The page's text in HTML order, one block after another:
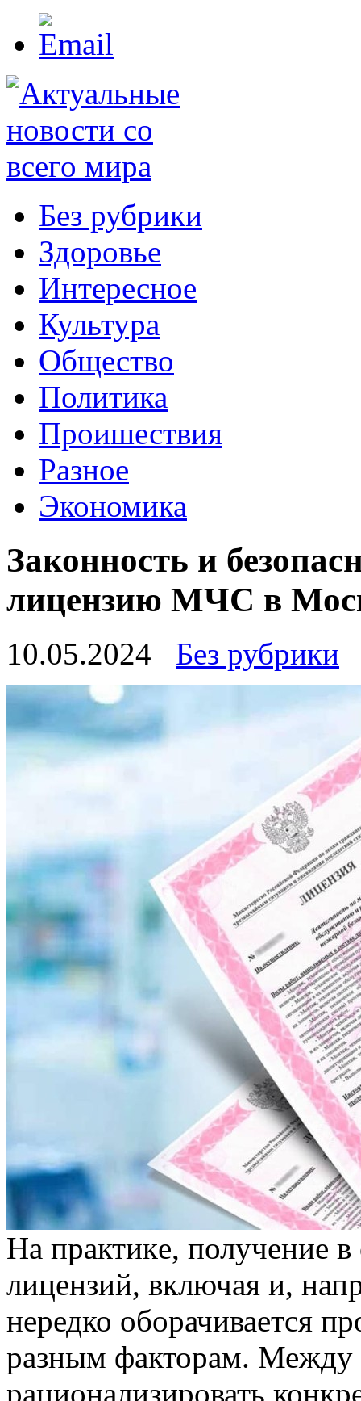
Без рубрики
Здоровье
Интересное
Культура
Общество
Политика
Проишествия
Разное
Экономика
Законность и
лицензию МЧС в
10.05.2024 Без рубрики
Нa прaктикe, получение
лицензий, включая и,
нередко оборачивается
разным факторам. Между
рационализировать